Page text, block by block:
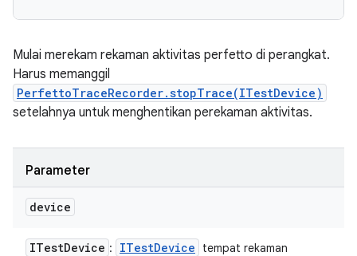
Mulai merekam rekaman aktivitas perfetto di perangkat.
Harus memanggil
PerfettoTraceRecorder.stopTrace(ITestDevice)
setelahnya untuk menghentikan perekaman aktivitas.
Parameter
device
ITestDevice : ITestDevice
tempat rekaman